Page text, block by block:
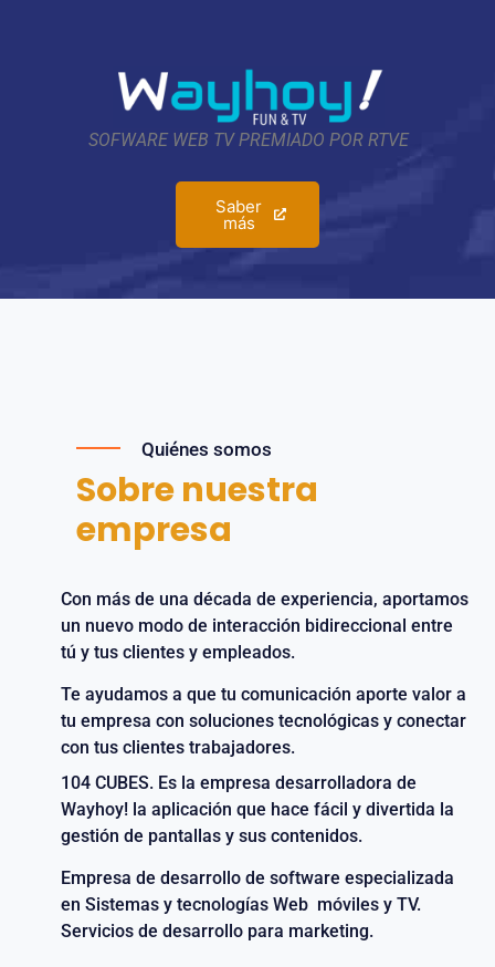
SOFWARE WEB TV PREMIADO POR RTVE
Saber
más
Quiénes somos
Sobre nuestra
empresa
Con más de una década de experiencia, aportamos
un nuevo modo de interacción bidireccional entre
tú y tus clientes y empleados.
Te ayudamos a que tu comunicación aporte valor a
tu empresa con soluciones tecnológicas y conectar
con tus clientes trabajadores.
104 CUBES. Es la empresa desarrolladora de
Wayhoy! la aplicación que hace fácil y divertida la
gestión de pantallas y sus contenidos.
Empresa de desarrollo de software especializada
en Sistemas y tecnologías Web móviles y TV.
Servicios de desarrollo para marketing.